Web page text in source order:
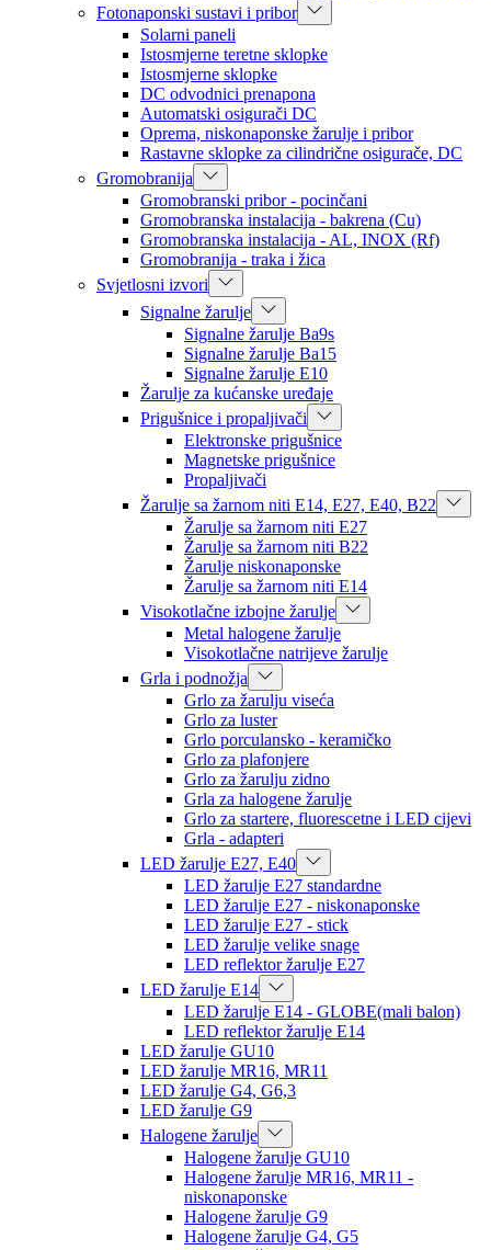
Fotonaponski sustavi i pribor
Solarni paneli
Istosmjerne teretne sklopke
Istosmjerne sklopke
DC odvodnici prenapona
Automatski osigurači DC
Oprema, niskonaponske žarulje i pribor
Rastavne sklopke za cilindrične osigurače, DC
Gromobranija
Gromobranski pribor - pocinčani
Gromobranska instalacija - bakrena (Cu)
Gromobranska instalacija - AL, INOX (Rf)
Gromobranija - traka i žica
Svjetlosni izvori
Signalne žarulje
Signalne žarulje Ba9s
Signalne žarulje Ba15
Signalne žarulje E10
Žarulje za kućanske uređaje
Prigušnice i propaljivači
Elektronske prigušnice
Magnetske prigušnice
Propaljivači
Žarulje sa žarnom niti E14, E27, E40, B22
Žarulje sa žarnom niti E27
Žarulje sa žarnom niti B22
Žarulje niskonaponske
Žarulje sa žarnom niti E14
Visokotlačne izbojne žarulje
Metal halogene žarulje
Visokotlačne natrijeve žarulje
Grla i podnožja
Grlo za žarulju viseća
Grlo za luster
Grlo porculansko - keramičko
Grlo za plafonjere
Grlo za žarulju zidno
Grla za halogene žarulje
Grlo za startere, fluorescetne i LED cijevi
Grla - adapteri
LED žarulje E27, E40
LED žarulje E27 standardne
LED žarulje E27 - niskonaponske
LED žarulje E27 - stick
LED žarulje velike snage
LED reflektor žarulje E27
LED žarulje E14
LED žarulje E14 - GLOBE(mali balon)
LED reflektor žarulje E14
LED žarulje GU10
LED žarulje MR16, MR11
LED žarulje G4, G6,3
LED žarulje G9
Halogene žarulje
Halogene žarulje GU10
Halogene žarulje MR16, MR11 -
niskonaponske
Halogene žarulje G9
Halogene žarulje G4, G5